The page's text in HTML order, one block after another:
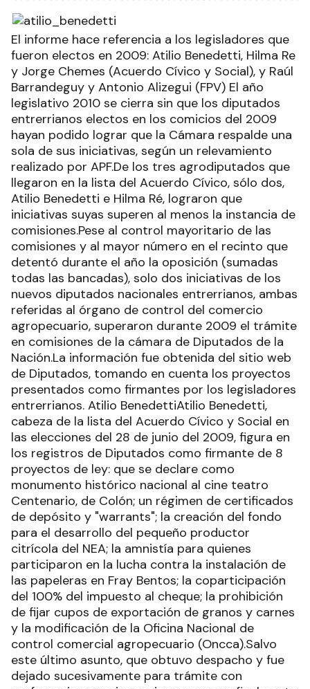
El informe hace referencia a los legisladores que
fueron electos en 2009: Atilio Benedetti, Hilma Re
y Jorge Chemes (Acuerdo Cívico y Social), y Raúl
Barrandeguy y Antonio Alizegui (FPV) El año
legislativo 2010 se cierra sin que los diputados
entrerrianos electos en los comicios del 2009
hayan podido lograr que la Cámara respalde una
sola de sus iniciativas, según un relevamiento
realizado por APF.De los tres agrodiputados que
llegaron en la lista del Acuerdo Cívico, sólo dos,
Atilio Benedetti e Hilma Ré, lograron que
iniciativas suyas superen al menos la instancia de
comisiones.Pese al control mayoritario de las
comisiones y al mayor número en el recinto que
detentó durante el año la oposición (sumadas
todas las bancadas), solo dos iniciativas de los
nuevos diputados nacionales entrerrianos, ambas
referidas al órgano de control del comercio
agropecuario, superaron durante 2009 el trámite
en comisiones de la cámara de Diputados de la
Nación.La información fue obtenida del sitio web
de Diputados, tomando en cuenta los proyectos
presentados como firmantes por los legisladores
entrerrianos. Atilio BenedettiAtilio Benedetti,
cabeza de la lista del Acuerdo Cívico y Social en
las elecciones del 28 de junio del 2009, figura en
los registros de Diputados como firmante de 8
proyectos de ley: que se declare como
monumento histórico nacional al cine teatro
Centenario, de Colón; un régimen de certificados
de depósito y "warrants"; la creación del fondo
para el desarrollo del pequeño productor
citrícola del NEA; la amnistía para quienes
participaron en la lucha contra la instalación de
las papeleras en Fray Bentos; la coparticipación
del 100% del impuesto al cheque; la prohibición
de fijar cupos de exportación de granos y carnes
y la modificación de la Oficina Nacional de
control comercial agropecuario (Oncca).Salvo
este último asunto, que obtuvo despacho y fue
dejado sucesivamente para trámite con